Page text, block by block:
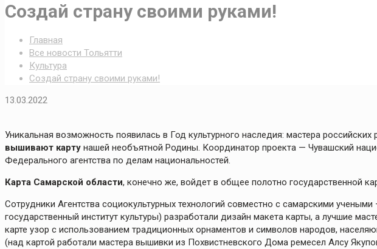
Создай страну своими руками!
Главная
Все новости Тольятти
Культура
Создай страну своими руками!
13.03.2022
Уникальная возможность появилась в Год культурного наследия: мастера
вышивают карту нашей необъятной Родины. Координатор проекта — Чувашский
Федерального агентства по делам национальностей.
Карта Самарской области, конечно же, войдет в общее полотно государственной
Сотрудники Агентства социокультурных технологий совместно с самарскими
государственный институт культуры) разработали дизайн макета карты, а лучшие
карте узор с использованием традиционных орнаментов и символов народов,
(над картой работали мастера вышивки из Похвистневского Дома ремесел Алсу